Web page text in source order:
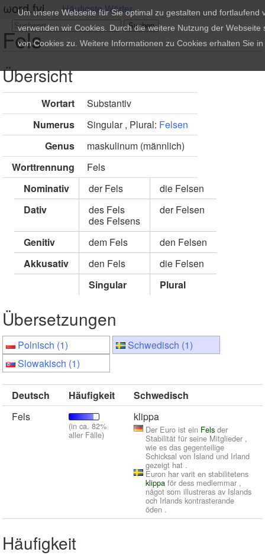
ωord.fyi Häufigste Wörter
Fels
Übersicht
Wortart
Substantiv
Numerus
Singular , Plural: Felsen
Genus
maskulinum (männlich)
Worttrennung
Fels
Nominativ
der Fels
die Felsen
Dativ
des Fels
des Felsens
der Felsen
Genitiv dem Fels
den Felsen
Akkusativ
den Fels
die Felsen
Singular
Plural
Übersetzungen
Polnisch (1)
Schwedisch (1)
Slowakisch (1)
Deutsch Häufigkeit
Schwedisch
Fels
(in ca. 82%
aller Fälle)
klippa
Der Euro ist ein Fels der
Stabilität für seine Mitglieder ,
wie es das gegenteilige
Schicksal von Island und Irland
gezeigt hat .
Euron har varit en stabilitetens
klippa för dess medlemmar ,
något som illustreras av Islands
och Irlands kontrasterande
öden .
Häufigkeit
Um unsere Webseite für Sie optimal zu gestalten und fortlaufend
verwenden wir Cookies. Durch die weitere Nutzung der Webseite
von Cookies zu. Weitere Informationen zu Cookies erhalten Sie